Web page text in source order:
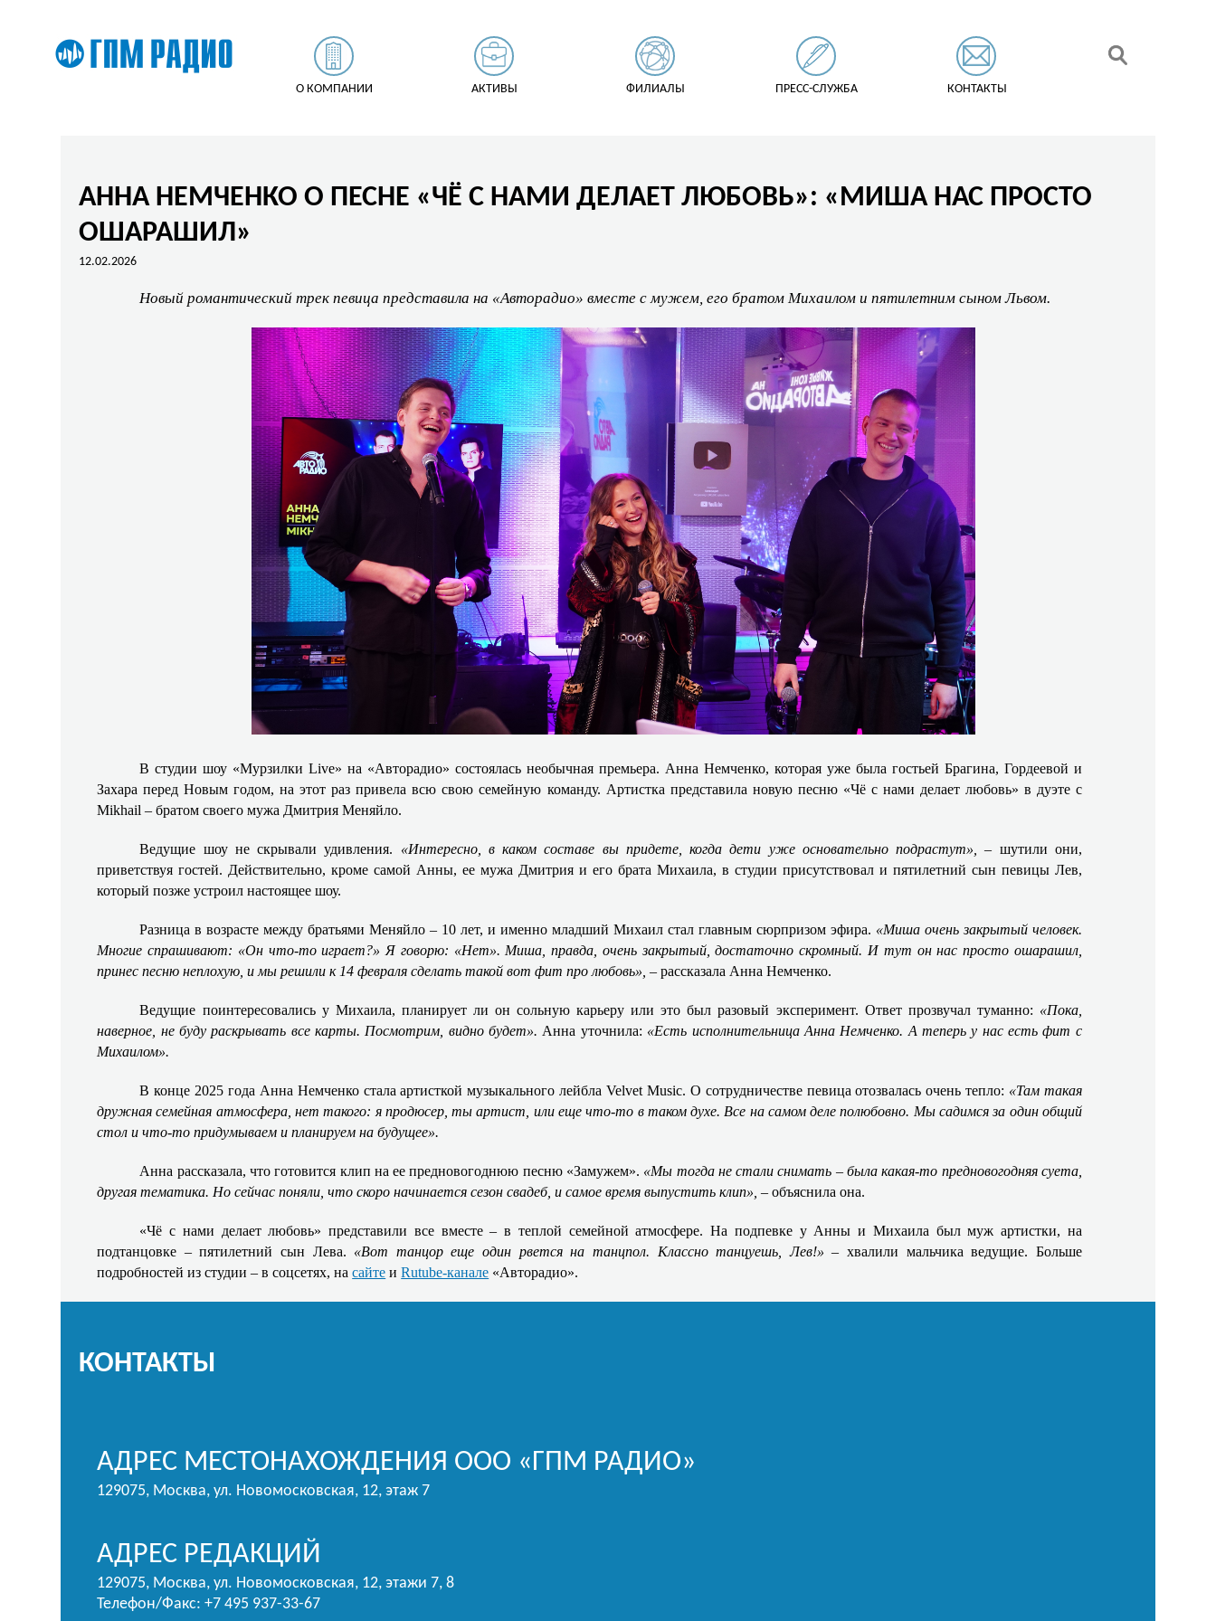
О КОМПАНИИ АКТИВЫ ФИЛИАЛЫ ПРЕСС-СЛУЖБА КОНТАКТЫ
АННА НЕМЧЕНКО О ПЕСНЕ «ЧЁ С НАМИ ДЕЛАЕТ ЛЮБОВЬ»: «МИША НАС ПРОСТО
ОШАРАШИЛ»
12.02.2026
Новый романтический трек певица представила на «Авторадио» вместе с мужем, его братом Михаилом и пятилетним сыном Львом.
В студии шоу «Мурзилки Live» на «Авторадио» состоялась необычная премьера. Анна Немченко, которая уже была гостьей Брагина, Гордеевой и
Захара перед Новым годом, на этот раз привела всю свою семейную команду. Артистка представила новую песню «Чё с нами делает любовь» в дуэте с
Mikhail – братом своего мужа Дмитрия Меняйло.
Ведущие шоу не скрывали удивления. «Интересно, в каком составе вы придете, когда дети уже основательно подрастут»,– шутили они,
приветствуя гостей. Действительно, кроме самой Анны, ее мужа Дмитрия и его брата Михаила, в студии присутствовал и пятилетний сын певицы Лев,
который позже устроил настоящее шоу.
Разница в возрасте между братьями Меняйло – 10 лет, и именно младший Михаил стал главным сюрпризом эфира. «Миша очень закрытый человек.
Многие спрашивают: «Он что-то играет?» Я говорю: «Нет». Миша, правда, очень закрытый, достаточно скромный. И тут он нас просто ошарашил,
принес песню неплохую, и мы решили к 14 февраля сделать такой вот фит про любовь»,– рассказала Анна Немченко.
Ведущие поинтересовались у Михаила, планирует ли он сольную карьеру или это был разовый эксперимент. Ответ прозвучал туманно: «Пока,
наверное, не буду раскрывать все карты. Посмотрим, видно будет». Анна уточнила: «Есть исполнительница Анна Немченко. А теперь у нас есть фит с
Михаилом».
В конце 2025 года Анна Немченко стала артисткой музыкального лейбла Velvet Music. О сотрудничестве певица отозвалась очень тепло: «Там такая
дружная семейная атмосфера, нет такого: я продюсер, ты артист, или еще что-то в таком духе. Все на самом деле полюбовно. Мы садимся за один общий
стол и что-то придумываем и планируем на будущее».
Анна рассказала, что готовится клип на ее предновогоднюю песню «Замужем». «Мы тогда не стали снимать – была какая-то предновогодняя суета,
другая тематика. Но сейчас поняли, что скоро начинается сезон свадеб, и самое время выпустить клип», –объяснила она.
«Чё с нами делает любовь» представили все вместе – в теплой семейной атмосфере. На подпевке у Анны и Михаила был муж артистки, на
подтанцовке – пятилетний сын Лева. «Вот танцор еще один рвется на танцпол. Классно танцуешь, Лев!»– хвалили мальчика ведущие. Больше
подробностей из студии – в соцсетях, насайте иRutube-канале «Авторадио».
КОНТАКТЫ
АДРЕС МЕСТОНАХОЖДЕНИЯ ООО «ГПМ РАДИО»
129075, Москва, ул. Новомосковская, 12, этаж 7
АДРЕС РЕДАКЦИЙ
129075, Москва, ул. Новомосковская, 12, этажи 7, 8
Телефон/Факс: +7 495 937-33-67